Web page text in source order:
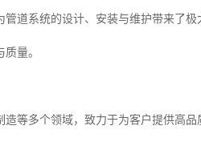
道系统的设计、安装与维护带来了极
量。
等多个领域，致力于为客户提供高品